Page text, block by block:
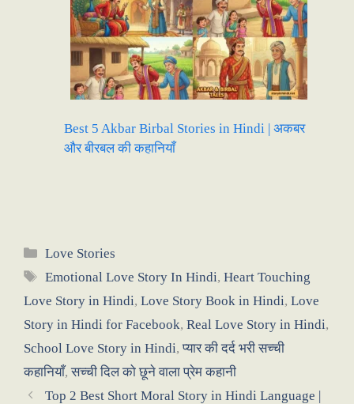
Best 5 Akbar Birbal Stories in Hindi | अकबर
और बीरबल की कहानियाँ
Categories
Love Stories
Tags
Emotional Love Story In Hindi,Heart Touching
Love Story in Hindi, Love Story Book in Hindi, Love
Story in Hindi for Facebook, Real Love Story in Hindi,
School Love Story in Hindi,प्यार की दर्द भरी सच्ची
कहानियाँ,सच्ची दिल को छूने वाला प्रेम कहानी
Top 2 Best Short Moral Story in Hindi Language |